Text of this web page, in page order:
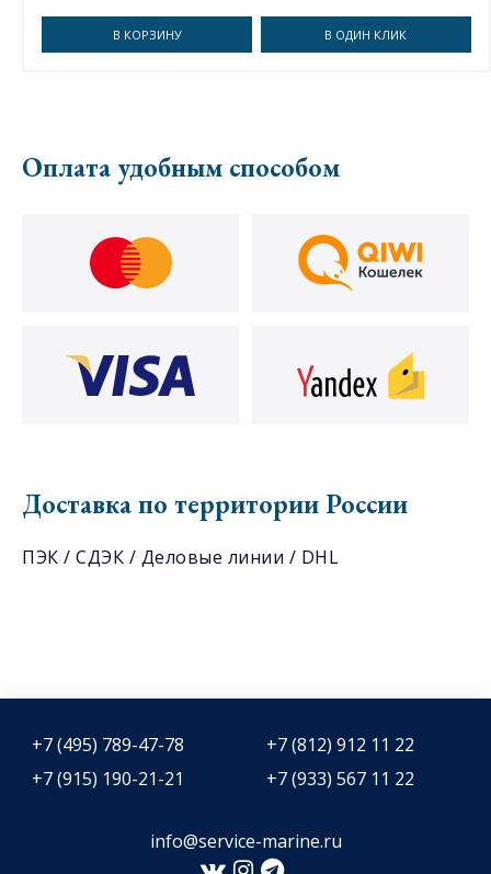
В КОРЗИНУ В ОДИН КЛИК
Оплата удобным способом
Доставка по территории России
ПЭК / СДЭК / Деловые линии / DHL
+7 (495) 789-47-78
+7 (812) 912 11 22
+7 (915) 190-21-21
+7 (933) 567 11 22
info@service-marine.ru​​